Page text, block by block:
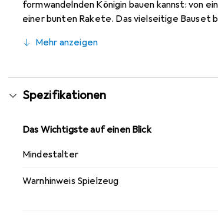
formwandelnden Königin bauen kannst: von
einer bunten Rakete. Das vielseitige Bauset
LEGO Movie 2 Figur Königin Wasimma Si-
Wasimma Si-Willi in Steinhaufengestalt ist 11
Mehr anzeigen
Spezifikationen
Das Wichtigste auf einen Blick
Mindestalter
Warnhinweis Spielzeug